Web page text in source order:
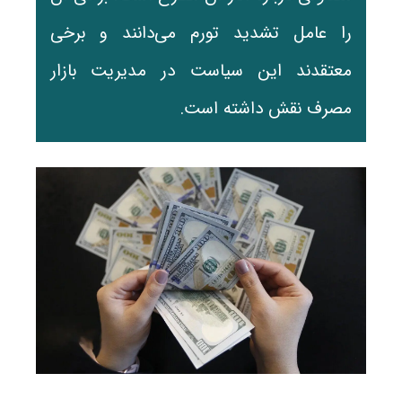
را عامل تشدید تورم می‌دانند و برخی
معتقدند این سیاست در مدیریت بازار
مصرف نقش داشته است.